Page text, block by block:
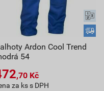
Ardon Cool Trend
54
,70 Kč
za ks s DPH